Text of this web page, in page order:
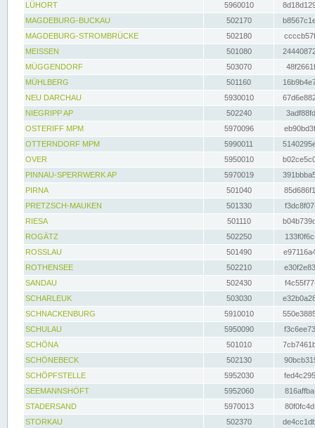
LÜHORT
5960010
MAGDEBURG-BUCKAU
502170
MAGDEBURG-STROMBRÜCKE
502180
MEISSEN
501080
MÜGGENDORF
503070
MÜHLBERG
501160
NEU DARCHAU
5930010
NIEGRIPP AP
502240
OSTERIFF MPM
5970096
OTTERNDORF MPM
5990011
OVER
5950010
PINNAU-SPERRWERK AP
5970019
PIRNA
501040
PRETZSCH-MAUKEN
501330
RIESA
501110
ROGÄTZ
502250
ROSSLAU
501490
ROTHENSEE
502210
SANDAU
502430
SCHARLEUK
503030
SCHNACKENBURG
5910010
SCHULAU
5950090
SCHÖNA
501010
SCHÖNEBECK
502130
SCHÖPFSTELLE
5952030
SEEMANNSHÖFT
5952060
STADERSAND
5970013
STORKAU
502370